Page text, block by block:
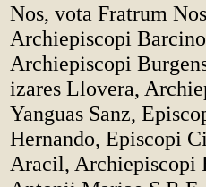
Nos, vota Fratrum
Archiepiscopi
Archiepiscopi
izares Llovera,
Yanguas Sanz,
Hernando, Episcopi
Aracil, Archiepiscopi